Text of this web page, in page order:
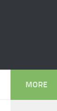
MORE